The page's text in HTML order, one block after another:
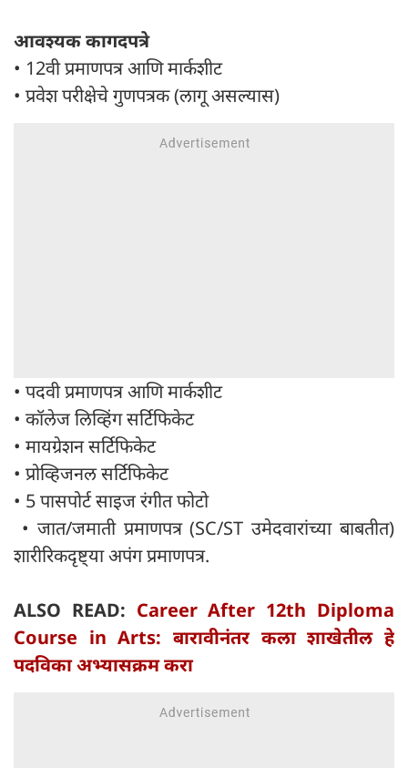
आवश्यक कागदपत्रे
• 12वी प्रमाणपत्र आणि मार्कशीट
• प्रवेश परीक्षेचे गुणपत्रक (लागू असल्यास)
• पदवी प्रमाणपत्र आणि मार्कशीट
• कॉलेज लिव्हिंग सर्टिफिकेट
• मायग्रेशन सर्टिफिकेट
• प्रोव्हिजनल सर्टिफिकेट
• 5 पासपोर्ट साइज रंगीत फोटो
• जात/जमाती प्रमाणपत्र (SC/ST उमेदवारांच्या बाबतीत)
शारीरिकदृष्ट्या अपंग प्रमाणपत्र.
ALSO READ: Career After 12th Diploma
Course in Arts: बारावीनंतर कला शाखेतील हे
पदविका अभ्यासक्रम करा